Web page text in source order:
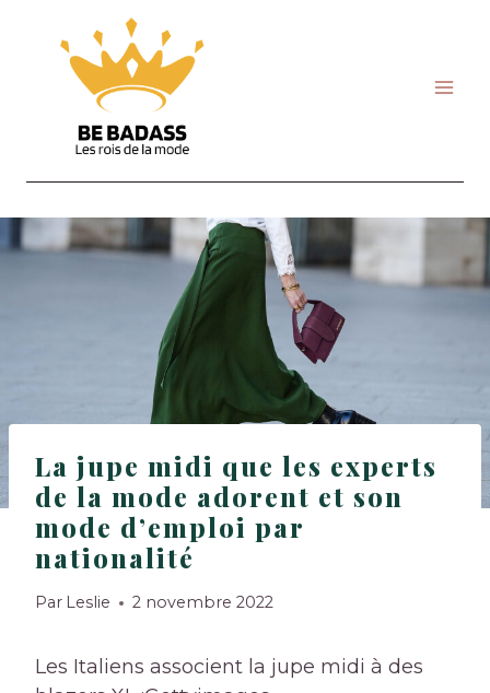
content
La jupe midi que les experts
de la mode adorent et son
mode d’emploi par
nationalité
Par Leslie 2 novembre 2022
Les Italiens associent la jupe midi à des